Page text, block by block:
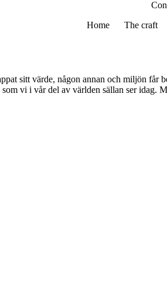
Home
The craft
sitt värde, någon annan och miljön får
vi i vår del av världen sällan ser idag.